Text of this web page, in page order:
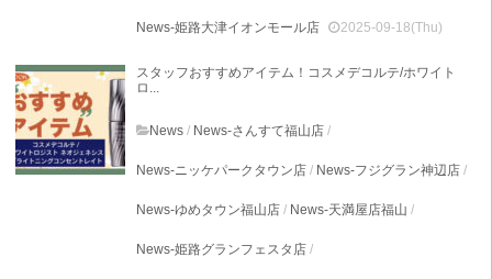
News-姫路大津イオンモール店 2025-09-18(Thu)
スタッフおすすめアイテム！コスメデコルテ/ホワイト
ロ...
News / News-さんすて福山店 /
News-ニッケパークタウン店 / News-フジグラン神辺店 /
News-ゆめタウン福山店 / News-天満屋店福山 /
News-姫路グランフェスタ店 /